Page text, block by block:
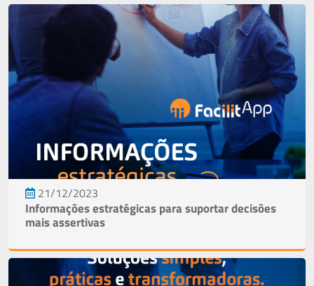
21/12/2023
Informações estratégicas para suportar decisões
mais assertivas